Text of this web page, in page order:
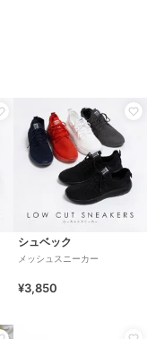
シュベック
メッシュスニーカー
¥3,850